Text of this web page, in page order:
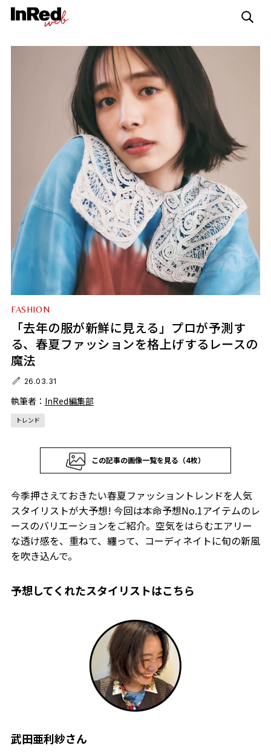
FASHION
「去年の服が新鮮に見える」プロが予測す
る、春夏ファッションを格上げするレースの
魔法
26.03.31
執筆者： InRed編集部
トレンド
この記事の画像一覧を見る（4枚）
今季押さえておきたい春夏ファッショントレンドを人気
スタイリストが大予想! 今回は本命予想No.1アイテムのレ
ースのバリエーションをご紹介。空気をはらむエアリー
な透け感を、重ねて、纏って、コーディネイトに旬の新風
を吹き込んで。
予想してくれたスタイリストはこちら
武田亜利紗さん